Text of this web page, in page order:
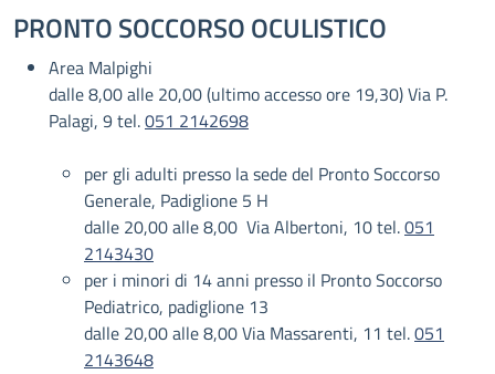
PRONTO SOCCORSO OCULISTICO
Area Malpighi
dalle 8,00 alle 20,00 (ultimo accesso ore 19,30) Via P.
Palagi, 9 tel.051 2142698
per gli adulti presso la sede del Pronto Soccorso
Generale, Padiglione 5 H
dalle 20,00 alle 8,00 Via Albertoni, 10 tel.051
2143430
per i minori di 14 anni presso il Pronto Soccorso
Pediatrico, padiglione 13
dalle 20,00 alle 8,00 Via Massarenti, 11 tel.051
2143648